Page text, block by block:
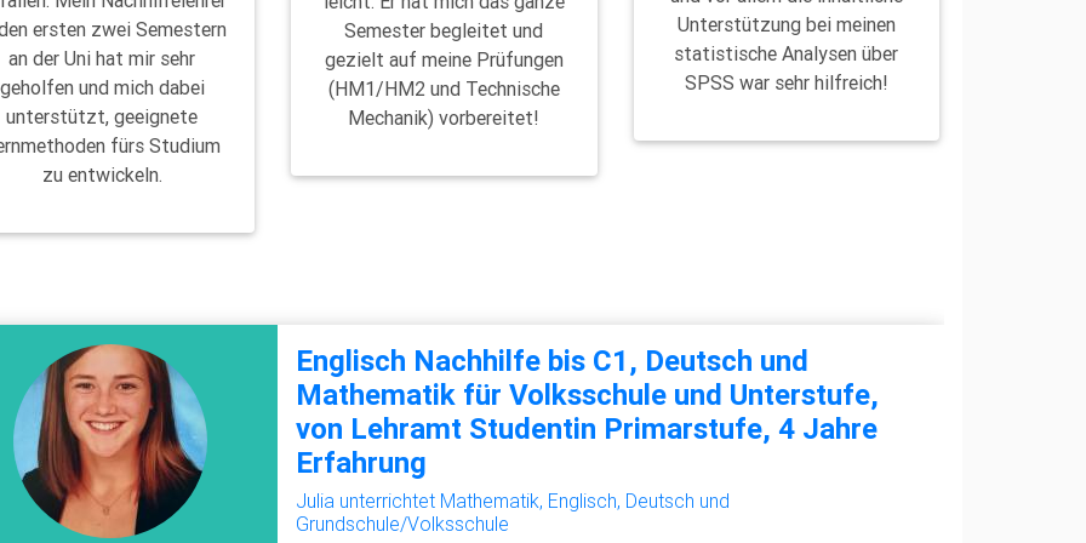
ersten zwei Semestern
an der Uni hat mir sehr
geholfen und mich dabei
unterstützt, geeignete
fürs Studium
zu entwickeln.
Semester begleitet und
gezielt auf meine Prüfungen
(HM1/HM2 und Technische
Mechanik) vorbereitet!
Unterstützung bei meinen
statistische Analysen über
SPSS war sehr hilfreich!
Englisch Nachhilfe bis C1, Deutsch und
Mathematik für Volksschule und Unterstufe,
von Lehramt Studentin Primarstufe, 4 Jahre
Erfahrung
Julia unterrichtet Mathematik, Englisch, Deutsch und
Grundschule/Volksschule